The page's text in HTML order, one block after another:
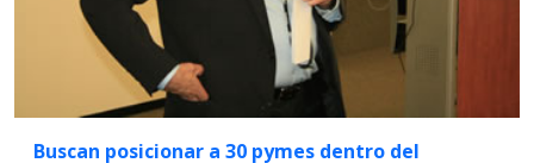
Buscan posicionar a 30 pymes dentro del